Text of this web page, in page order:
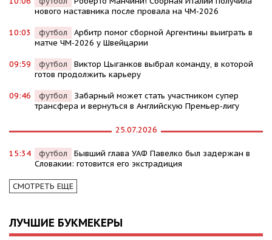
нового наставника после провала на ЧМ-2026
10:03 футбол
Арбитр помог сборной Аргентины выиграть в
матче ЧМ-2026 у Швейцарии
09:59 футбол
Виктор Цыганков выбрал команду, в которой
готов продолжить карьеру
09:46 футбол
Забарный может стать участником супер
трансфера и вернуться в Английскую Премьер-лигу
25.07.2026
15:34 футбол
Бывший глава УАФ Павелко был задержан в
Словакии: готовится его экстрадиция
СМОТРЕТЬ ЕЩЕ
ЛУЧШИЕ БУКМЕКЕРЫ